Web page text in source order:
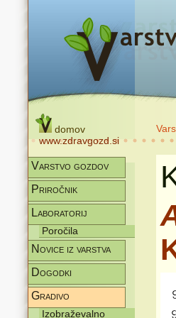
domov
www.zdravgozd.si
Varstvo gozdov
Priročnik
Laboratorij
Poročila
Novice iz varstva
Dogodki
Gradivo
Izobraževalno